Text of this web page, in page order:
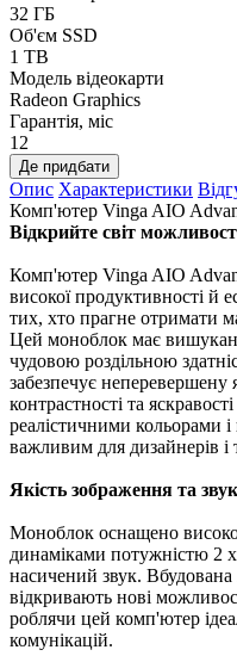
32 ГБ
Об'єм SSD
1 TB
Модель відеокарти
Radeon Graphics
Гарантія, міс
12
Де придбати
Опис Характеристики
Комп'ютер Vinga AIO
Відкрийте світ
Комп'ютер Vinga AIO
високої продуктивності й
тих, хто прагне отримати
Цей моноблок має
чудовою роздільною
забезпечує неперевершену
контрастності та
реалістичними кольорами
важливим для дизайнерів і
Якість зображення та
Моноблок оснащено
динаміками потужністю 2
насичений звук.
відкривають нові
роблячи цей комп'ютер
комунікацій.